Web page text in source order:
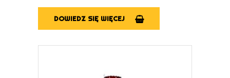
DOWIEDZ SIĘ WIĘCEJ